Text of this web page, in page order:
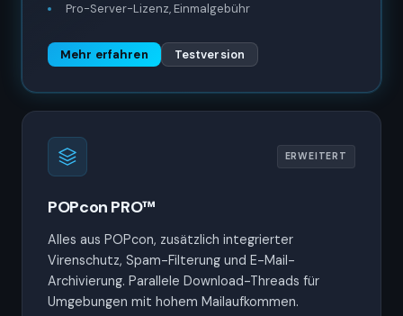
Pro-Server-Lizenz, Einmalgebühr
Mehr erfahren Testversion
ERWEITERT
POPcon PRO™
Alles aus POPcon, zusätzlich integrierter
Virenschutz, Spam-Filterung und E-Mail-
Archivierung. Parallele Download-Threads für
Umgebungen mit hohem Mailaufkommen.